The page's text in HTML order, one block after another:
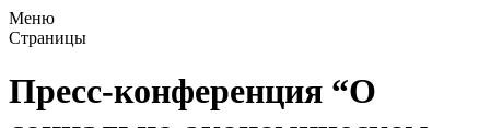
Меню
Страницы
Пресс-конференция “О